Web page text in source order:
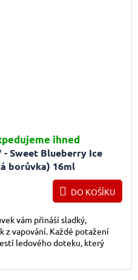
Sweet Blueberry Ice
borůvka) 16ml
ihned
DO KOŠÍKU
vám přináší sladký,
z vapování. Každé potažení
ledového doteku, který